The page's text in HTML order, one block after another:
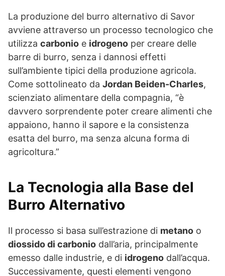
La produzione del burro alternativo di Savor
avviene attraverso un processo tecnologico che
utilizza carbonio e idrogeno per creare delle
barre di burro, senza i dannosi effetti
sull’ambiente tipici della produzione agricola.
Come sottolineato da Jordan Beiden-Charles,
scienziato alimentare della compagnia, “è
davvero sorprendente poter creare alimenti che
appaiono, hanno il sapore e la consistenza
esatta del burro, ma senza alcuna forma di
agricoltura.”
La Tecnologia alla Base del
Burro Alternativo
Il processo si basa sull’estrazione di metano o
diossido di carbonio dall’aria, principalmente
emesso dalle industrie, e di idrogeno dall’acqua.
Successivamente, questi elementi vengono